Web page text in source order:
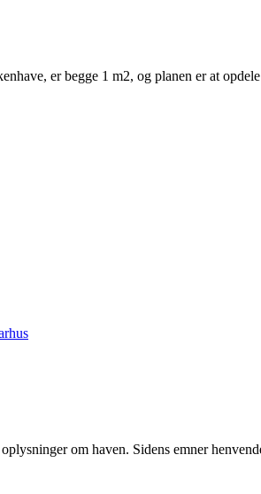
er begge 1 m2, og planen er at
om haven. Sidens emner